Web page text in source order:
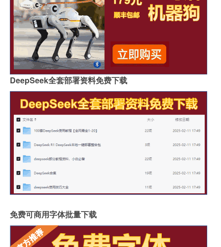
DeepSeek全套部署资料免费下载
免费可商用字体批量下载